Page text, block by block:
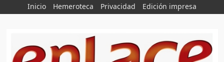
Inicio Hemeroteca Privacidad Edición impresa